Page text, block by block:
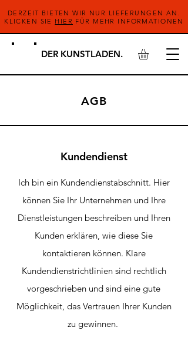
DERZEIT BIETEN WIR NUR LIEFERUNGEN AN.
KLICKEN SIE HIER FÜR MEHR INFORMATIONEN
DER KUNSTLADEN.
AGB
Kundendienst
Ich bin ein Kundendienstabschnitt. Hier
können Sie Ihr Unternehmen und Ihre
Dienstleistungen beschreiben und Ihren
Kunden erklären, wie diese Sie
kontaktieren können. Klare
Kundendienstrichtlinien sind rechtlich
vorgeschrieben und sind eine gute
Möglichkeit, das Vertrauen Ihrer Kunden
zu gewinnen.